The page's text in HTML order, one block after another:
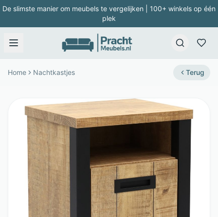
De slimste manier om meubels te vergelijken | 100+ winkels op één
plek
Home Nachtkastjes Terug